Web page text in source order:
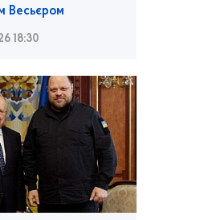
Весьєром
18:30